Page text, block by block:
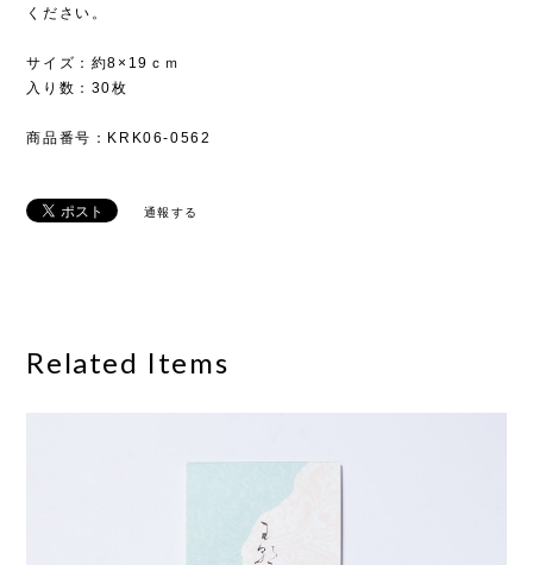
ください。
サイズ：約8×19ｃｍ
入り数：30枚
商品番号：KRK06-0562
通報する
Related Items